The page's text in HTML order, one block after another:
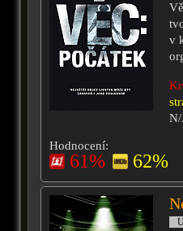
v
Hodnocení:
61% 62%